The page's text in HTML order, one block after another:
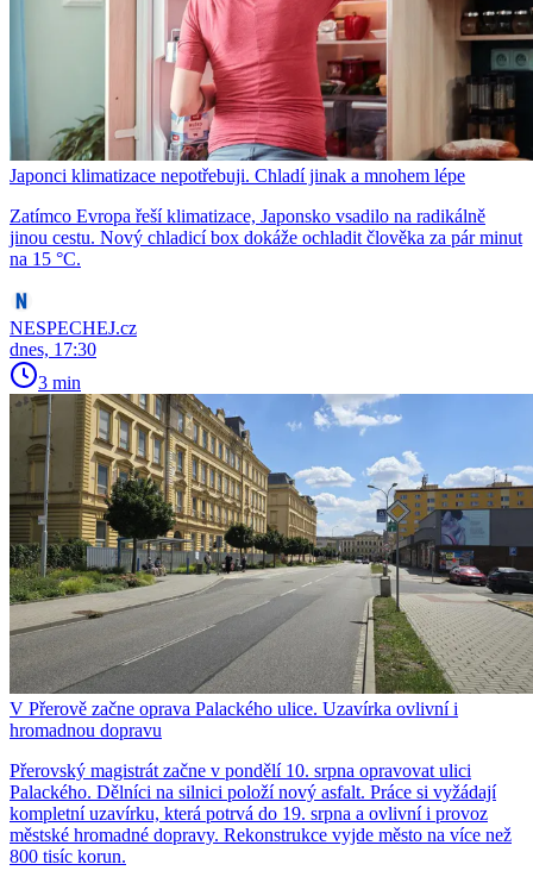
Japonci klimatizace nepotřebuji. Chladí jinak a mnohem lépe
Zatímco Evropa řeší klimatizace, Japonsko vsadilo na radikálně
jinou cestu. Nový chladicí box dokáže ochladit člověka za pár minut
na 15 °C.
NESPECHEJ.cz
dnes, 17:30
3 min
V Přerově začne oprava Palackého ulice. Uzavírka ovlivní i
hromadnou dopravu
Přerovský magistrát začne v pondělí 10. srpna opravovat ulici
Palackého. Dělníci na silnici položí nový asfalt. Práce si vyžádají
kompletní uzavírku, která potrvá do 19. srpna a ovlivní i provoz
městské hromadné dopravy. Rekonstrukce vyjde město na více než
800 tisíc korun.